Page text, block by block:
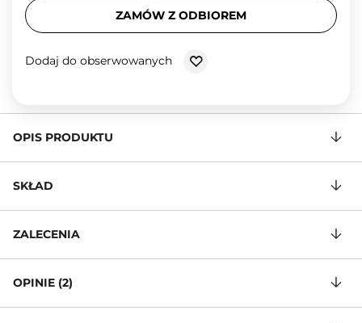
ZAMÓW Z ODBIOREM
Dodaj do obserwowanych
OPIS PRODUKTU
SKŁAD
ZALECENIA
OPINIE (2)